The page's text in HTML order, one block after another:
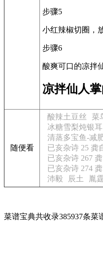
步骤5
小红辣椒切圈，
步骤6
酸爽可口的凉拌
凉拌仙人
随便看
酸辣土豆丝 菜
冰糖雪梨炖银耳
清蒸多宝鱼-减
已亥杂诗 25 龚
已亥杂诗 267
已亥杂诗 274
沛毅
辰土 胤
菜谱宝典共收录385937条